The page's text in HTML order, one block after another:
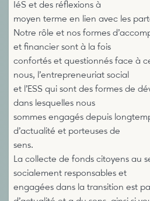
IéS et des réflexions à
moyen terme en lien avec les
Notre rôle et nos formes
et financier sont à la fois
confortés et questionnés face à
nous, l’entrepreneuriat social
et l’ESS qui sont des formes de
dans lesquelles nous
sommes engagés depuis
d’actualité et porteuses de
sens.
La collecte de fonds citoyens au
socialement responsables et
engagées dans la transition est